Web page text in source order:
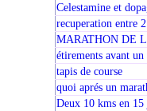
Celestamine et
recuperation entre
MARATHON DE
étirements avant
tapis de course
quoi aprés un
Deux 10 kms en 15